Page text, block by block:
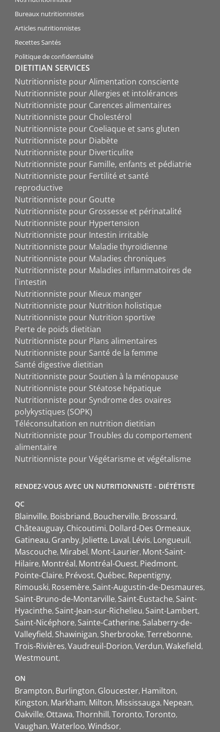
Bureaux nutritionnistes
Articles nutritionnistes
Recettes Santés
Politique de confidentialité
DIETITIAN SERVICES
Nutritionniste pour Alimentation consciente
Nutritionniste pour Allergies et intolérances
Nutritionniste pour Carences alimentaires
Nutritionniste pour Cholestérol
Nutritionniste pour Coeliaque et sans gluten
Nutritionniste pour Diabète
Nutritionniste pour Diverticulite
Nutritionniste pour Famille, enfants et pédiatrie
Nutritionniste pour Fertilité et santé
reproductive
Nutritionniste pour Goutte
Nutritionniste pour Grossesse et périnatalité
Nutritionniste pour Hypertension
Nutritionniste pour Intestin irritable
Nutritionniste pour Maladie thyroïdienne
Nutritionniste pour Maladies chroniques
Nutritionniste pour Maladies inflammatoires de
l`intestin
Nutritionniste pour Mieux manger
Nutritionniste pour Nutrition holistique
Nutritionniste pour Nutrition sportive
Perte de poids dietitian
Nutritionniste pour Plans alimentaires
Nutritionniste pour Santé de la femme
Santé digestive dietitian
Nutritionniste pour Soutien à la ménopause
Nutritionniste pour Stéatose hépatique
Nutritionniste pour Syndrome des ovaires
polykystiques (SOPK)
Téléconsultation en nutrition dietitian
Nutritionniste pour Troubles du comportement
alimentaire
Nutritionniste pour Végétarisme et végétalisme
RENDEZ-VOUS AVEC UN NUTRITIONNISTE - DIÉTÉTISTE
QC
Blainville Boisbriand Boucherville Brossard
Châteauguay Chicoutimi Dollard-Des Ormeaux
Gatineau Granby Joliette Laval Lévis Longueuil
Mascouche Mirabel Mont-Laurier Mont-Saint-
Hilaire Montréal Montréal-Ouest Piedmont
Pointe-Claire Prévost Québec Repentigny
Rimouski Rosemère Saint-Augustin-de-Desmaures
Saint-Bruno-de-Montarville Saint-Eustache Saint-
Hyacinthe Saint-Jean-sur-Richelieu Saint-Lambert
Saint-Nicéphore Sainte-Catherine Salaberry-de-
Valleyfield Shawinigan Sherbrooke Terrebonne
Trois-Rivières Vaudreuil-Dorion Verdun Wakefield
Westmount
ON
Brampton Burlington Gloucester Hamilton
Kingston Markham Milton Mississauga Nepean
Oakville Ottawa Thornhill Toronto Toronto
Vaughan Waterloo Windsor